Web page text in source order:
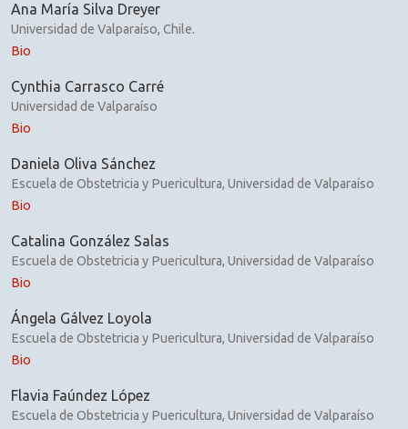
Ana María Silva Dreyer
Universidad de Valparaíso, Chile.
Bio
Cynthia Carrasco Carré
Universidad de Valparaíso
Bio
Daniela Oliva Sánchez
Escuela de Obstetricia y Puericultura, Universidad de Valparaíso
Bio
Catalina González Salas
Escuela de Obstetricia y Puericultura, Universidad de Valparaíso
Bio
Ángela Gálvez Loyola
Escuela de Obstetricia y Puericultura, Universidad de Valparaíso
Bio
Flavia Faúndez López
Escuela de Obstetricia y Puericultura, Universidad de Valparaíso